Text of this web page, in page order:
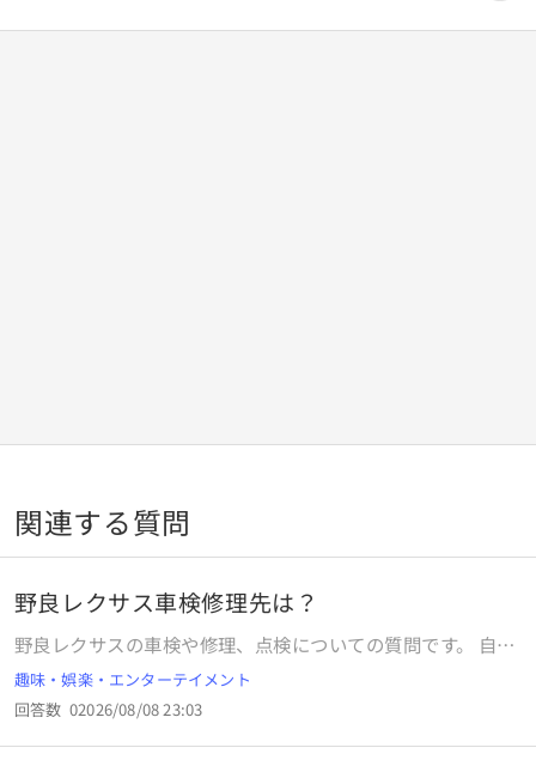
関連する質問
野良レクサス車検修理先は？
野良レクサスの車検や修理、点検についての質問です。 自分
は欲しいカラーオプション等が付いているものがCPO、新車
に売っておらずしょうがなく、他の中古車で購入したのです
が、 あとのことを何も考えていませんでした。 ほぼ新車と
同価格で購入したのですが、 現状俗に言う野良レクサスと同
趣味・娯楽・エンターテイメント
回答数 02026/08/08 23:03